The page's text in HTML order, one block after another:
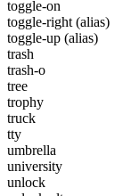
toggle-on
toggle-right (alias)
toggle-up (alias)
trash
trash-o
tree
trophy
truck
tty
umbrella
university
unlock